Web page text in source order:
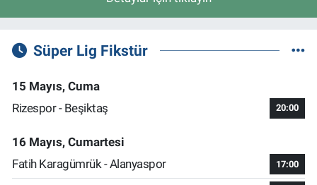
Süper Lig Fikstür
15 Mayıs, Cuma
Rizespor - Beşiktaş
20:00
16 Mayıs, Cumartesi
Fatih Karagümrük - Alanyaspor
17:00